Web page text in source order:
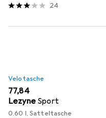
24
Velotasche
EUR
77,84
Lezyne Sport
0.60 l, Satteltasche